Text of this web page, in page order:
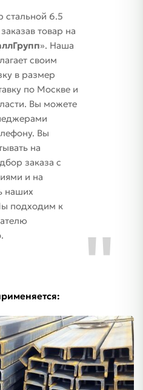
стальной 6.5
товар на
». Наша
своим
в размер
по Москве и
Вы можете
Вы
на
заказа с
и на
наших
подходим к